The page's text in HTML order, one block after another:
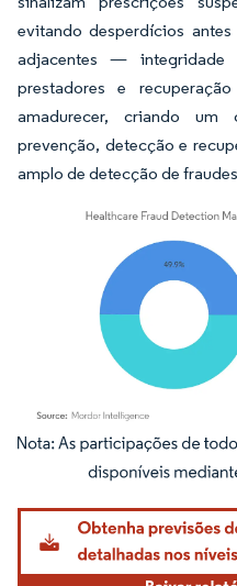
evitando desperdícios
adjacentes — integridade
prestadores e
amadurecer, criando um
prevenção, detecção e
amplo de detecção de
Imagem © Mordor Intelligence. O